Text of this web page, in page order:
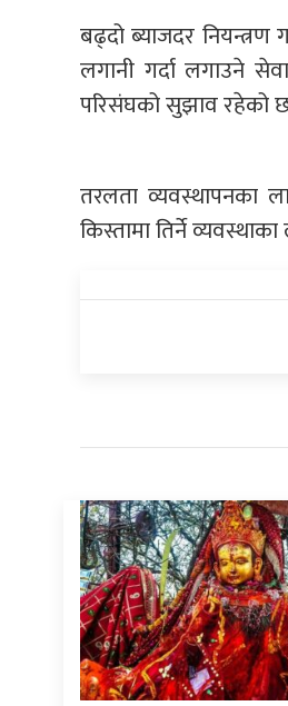
बढ्दो ब्याजदर
लगानी गर्दा लगाउने
परिसंघको सुझाव रहेको
तरलता व्यवस्थापनका
किस्तामा तिर्ने